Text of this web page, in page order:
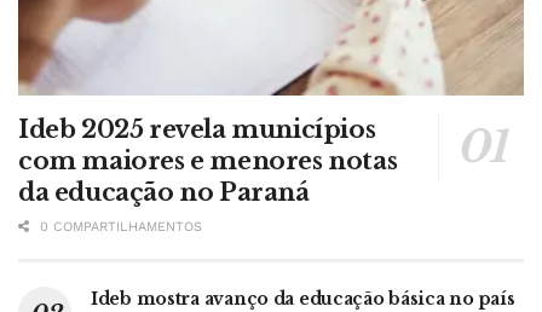
Ideb 2025 revela municípios
com maiores e menores notas
da educação no Paraná
0 COMPARTILHAMENTOS
Ideb mostra avanço da educação básica no país